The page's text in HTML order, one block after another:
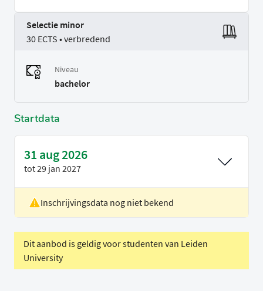
Selectie minor
30 ECTS • verbredend
Niveau
bachelor
Startdata
31 aug 2026
tot29 jan 2027
Locatie
Rotterdam
Inschrijvingsdata nog niet bekend
Dit aanbod is geldig voor studenten van Leiden
University